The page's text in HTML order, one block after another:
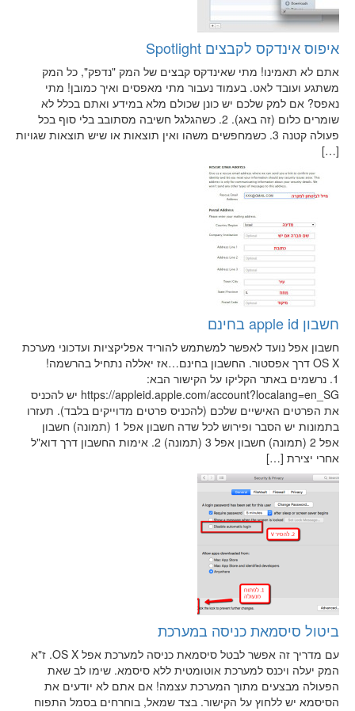
איפוס אינדקס לקבצים Spotlight
אתם לא תאמינו! מתי שאינדקס קבצים של המק "נדפק", כל המק
משתגע ועובד לאט. בעמוד נעבור מתי מאפסים ואיך כמובן! מתי
נאפס? אם למק שלכם יש כונן שכולם מלא במידע ואתם בכלל לא
שומרים כלום (זה באג). 2. כשהגלגל חשיבה מסתובב בלי סוף בכל
פעולה קטנה 3. כשמחפשים משהו ואין תוצאות או שיש תוצאות שגויות
[…]
חשבון apple id בחינם
חשבון אפל נועד לאפשר למשתמש להוריד אפליקציות ועדכוני מערכת
OS X דרך אפסטור. החשבון בחינם…אז יאללה נתחיל בהרשמה!
1. נרשמים באתר הקליקו על הקישור הבא:
https://appleid.apple.com/account?localang=en_SG יש להכניס
את הפרטים האישיים שלכם (להכניס פרטים מדוייקים בלבד). תעזרו
בתמונות יש הסבר ופירוש לכל שדה חשבון אפל 1 (תמונה) חשבון
אפל 2 (תמונה) חשבון אפל 3 (תמונה) 2. אימות החשבון דרך דוא"ל
אחרי יצירת […]
ביטול סיסמאת כניסה במערכת
עם מדריך זה אפשר לבטל סיסמאת כניסה למערכת אפל OS X. ז"א
המק יעלה ויכנס למערכת אוטומטית ללא סיסמא. שימו לב שאת
הפעולה מבצעים מתוך המערכת עצמה! אם אתם לא יודעים את
הסיסמא יש ללחוץ על הקישור. בצד שמאל, בוחרחים בסמל התפוח